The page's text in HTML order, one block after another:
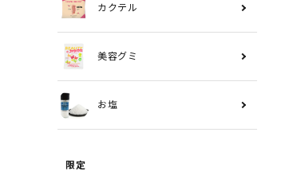
カクテル
美容グミ
お塩
限定